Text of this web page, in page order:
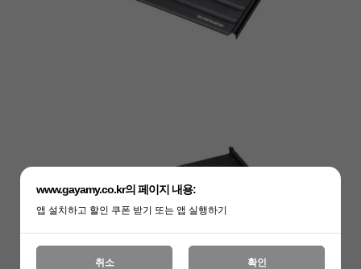
www.gayamy.co.kr의 페이지 내용:
앱 설치하고 할인 쿠폰 받기 또는 앱 실행하기
취소 확인